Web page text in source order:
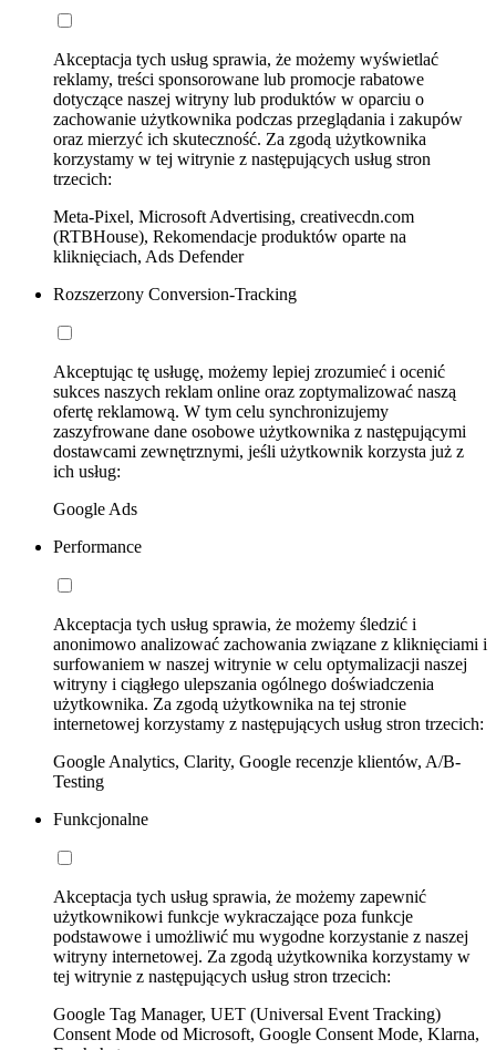
Akceptacja tych usług sprawia, że możemy wyświetlać
reklamy, treści sponsorowane lub promocje rabatowe
dotyczące naszej witryny lub produktów w oparciu o
zachowanie użytkownika podczas przeglądania i zakupów
oraz mierzyć ich skuteczność. Za zgodą użytkownika
korzystamy w tej witrynie z następujących usług stron
trzecich:
Meta-Pixel, Microsoft Advertising, creativecdn.com
(RTBHouse), Rekomendacje produktów oparte na
kliknięciach, Ads Defender
Rozszerzony Conversion-Tracking
Akceptując tę usługę, możemy lepiej zrozumieć i ocenić
sukces naszych reklam online oraz zoptymalizować naszą
ofertę reklamową. W tym celu synchronizujemy
zaszyfrowane dane osobowe użytkownika z następującymi
dostawcami zewnętrznymi, jeśli użytkownik korzysta już z
ich usług:
Google Ads
Performance
Akceptacja tych usług sprawia, że możemy śledzić i
anonimowo analizować zachowania związane z kliknięciami i
surfowaniem w naszej witrynie w celu optymalizacji naszej
witryny i ciągłego ulepszania ogólnego doświadczenia
użytkownika. Za zgodą użytkownika na tej stronie
internetowej korzystamy z następujących usług stron trzecich:
Google Analytics, Clarity, Google recenzje klientów, A/B-
Testing
Funkcjonalne
Akceptacja tych usług sprawia, że możemy zapewnić
użytkownikowi funkcje wykraczające poza funkcje
podstawowe i umożliwić mu wygodne korzystanie z naszej
witryny internetowej. Za zgodą użytkownika korzystamy w
tej witrynie z następujących usług stron trzecich:
Google Tag Manager, UET (Universal Event Tracking)
Consent Mode od Microsoft, Google Consent Mode, Klarna,